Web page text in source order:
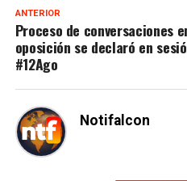
ANTERIOR
Proceso de conversaciones
oposición se declaró en
#12Ago
Notifalcon